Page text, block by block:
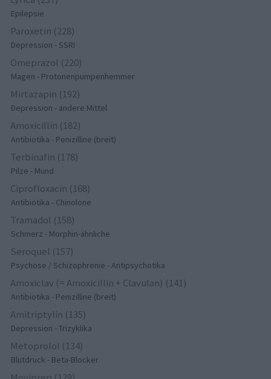
Epilepsie
Paroxetin (228)
Depression - SSRI
Omeprazol (220)
Magen - Protonenpumpenhemmer
Mirtazapin (192)
Depression - andere Mittel
Amoxicillin (182)
Antibiotika - Penizilline (breit)
Terbinafin (178)
Pilze - Mund
Ciprofloxacin (168)
Antibiotika - Chinolone
Tramadol (158)
Schmerz - Morphin-ähnliche
Seroquel (157)
Psychose / Schizophrenie - Antipsychotika
Amoxiclav (= Amoxicillin + Clavulan) (141)
Antibiotika - Penizilline (breit)
Amitriptylin (135)
Depression - Trizyklika
Metoprolol (134)
Blutdruck - Beta-Blocker